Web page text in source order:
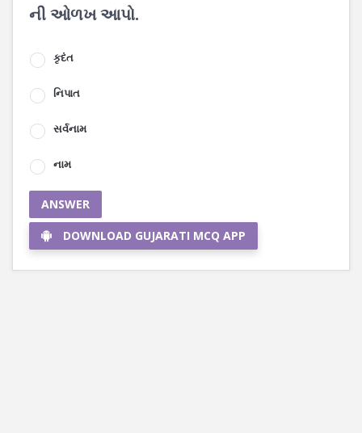
ની ઓળખ આપો.
કૃદંત
નિપાત
સર્વનામ
નામ
ANSWER
DOWNLOAD GUJARATI MCQ APP